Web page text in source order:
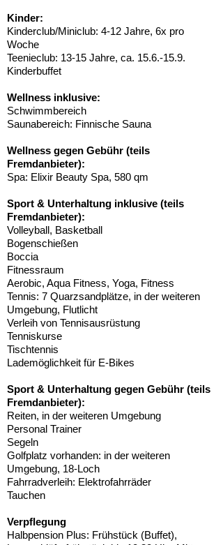
Kinder:
Kinderclub/Miniclub: 4-12 Jahre, 6x pro
Woche
Teenieclub: 13-15 Jahre, ca. 15.6.-15.9.
Kinderbuffet
Wellness inklusive:
Schwimmbereich
Saunabereich: Finnische Sauna
Wellness gegen Gebühr (teils
Fremdanbieter):
Spa: Elixir Beauty Spa, 580 qm
Sport & Unterhaltung inklusive (teils
Fremdanbieter):
Volleyball, Basketball
Bogenschießen
Boccia
Fitnessraum
Aerobic, Aqua Fitness, Yoga, Fitness
Tennis: 7 Quarzsandplätze, in der weiteren
Umgebung, Flutlicht
Verleih von Tennisausrüstung
Tenniskurse
Tischtennis
Lademöglichkeit für E-Bikes
Sport & Unterhaltung gegen Gebühr (teils
Fremdanbieter):
Reiten, in der weiteren Umgebung
Personal Trainer
Segeln
Golfplatz vorhanden: in der weiteren
Umgebung, 18-Loch
Fahrradverleih: Elektrofahrräder
Tauchen
Verpflegung
Halbpension Plus: Frühstück (Buffet),